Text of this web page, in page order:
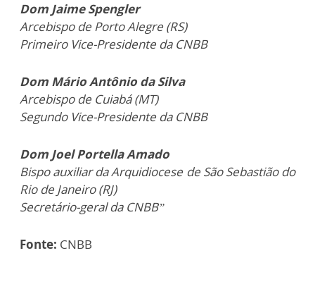
Dom Jaime Spengler
Arcebispo de Porto Alegre (RS)
Primeiro Vice-Presidente da CNBB
Dom Mário Antônio da Silva
Arcebispo de Cuiabá (MT)
Segundo Vice-Presidente da CNBB
Dom Joel Portella Amado
Bispo auxiliar da Arquidiocese de São Sebastião do
Rio de Janeiro (RJ)
Secretário-geral da CNBB”
Fonte: CNBB